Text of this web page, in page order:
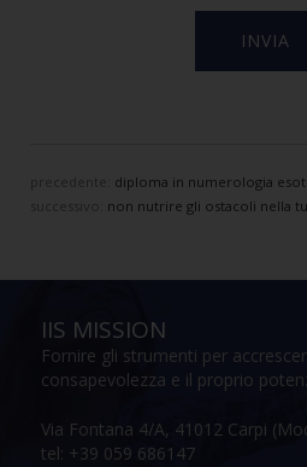
precedente: diploma in numerologia
non nutrire gli ostacoli nella
IIS MISSION
Fornire gli strumenti per
consapevolezza e il proprio
Via Fontana 4/A, 41012 Carpi
tel: +39 059 686147